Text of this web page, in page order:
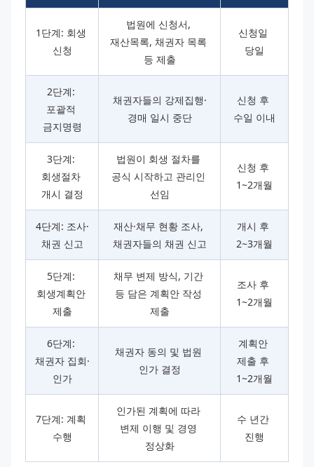
1단계: 회생
신청
법원에 신청서,
재산목록, 채권자 목록
등 제출
신청일
당일
2단계:
포괄적
금지명령
채권자들의 강제집행·
경매 일시 중단
신청 후
수일 이내
3단계:
회생절차
개시 결정
법원이 회생 절차를
공식 시작하고 관리인
선임
신청 후
1~2개월
4단계: 조사·
채권 신고
재산·채무 현황 조사,
채권자들의 채권 신고
개시 후
2~3개월
5단계:
회생계획안
제출
채무 변제 방식, 기간
등 담은 계획안 작성
제출
조사 후
1~2개월
6단계:
채권자 집회·
인가
채권자 동의 및 법원
인가 결정
계획안
제출 후
1~2개월
7단계: 계획
수행
인가된 계획에 따라
변제 이행 및 경영
정상화
수 년간
진행